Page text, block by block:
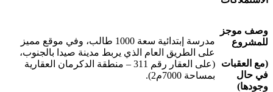
وصف موجز
للمشروع
(مع العقبات
في حال
وجودها)
مدرسة إبتدائية سعة 1000 طالب، وفي موقع مميز
على الطريق العام الذي يربط مدينة صيدا بالجنوب،
(على العقار رقم 311 – منطقة الدكرمان العقارية
بمساحة 7000م2).